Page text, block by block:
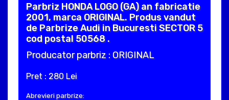
Parbriz HONDA LOGO (GA) an fabricatie
2001, marca ORIGINAL. Produs vandut
de Parbrize Audi in Bucuresti SECTOR 5
cod postal 50568 .
Producator parbriz : ORIGINAL
Pret : 280 Lei
Abrevieri parbrize: